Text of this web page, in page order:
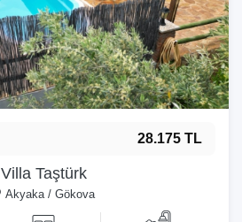
Villa Taştürk
Akyaka / Gökova
28.175 TL